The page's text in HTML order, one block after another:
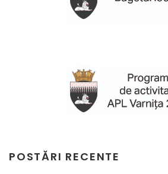
POSTĂRI RECENTE